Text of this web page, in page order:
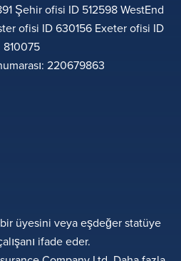
Şehir ofisi ID 512598 WestEnd
ofisi ID 630156 Exeter ofisi ID
810075
220679863
bir üyesini veya eşdeğer statüye
ifade eder.